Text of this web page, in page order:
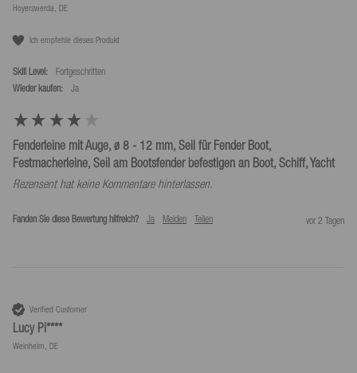
Hoyerswerda, DE
Ich empfehle dieses Produkt
Skill Level:
Fortgeschritten
Wieder kaufen:
Ja
Fenderleine mit Auge, ø 8 - 12 mm, Seil für Fender Boot,
Festmacherleine, Seil am Bootsfender befestigen an Boot, Schiff, Yacht
Rezensent hat keine Kommentare hinterlassen.
Fanden Sie diese Bewertung hilfreich? Ja Melden Teilen vor 2 Tagen
Verified Customer
Lucy Pi****
Weinheim, DE